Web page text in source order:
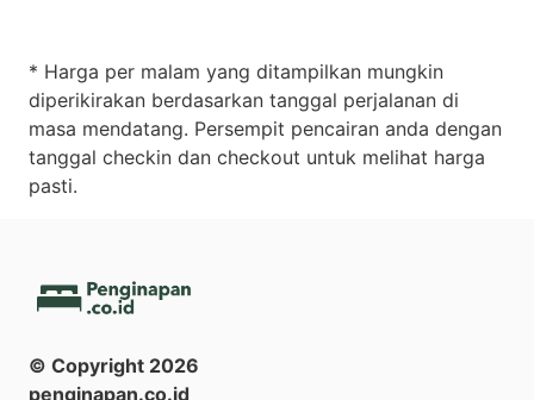
* Harga per malam yang ditampilkan mungkin
diperikirakan berdasarkan tanggal perjalanan di
masa mendatang. Persempit pencairan anda dengan
tanggal checkin dan checkout untuk melihat harga
pasti.
© Copyright 2026
penginapan.co.id